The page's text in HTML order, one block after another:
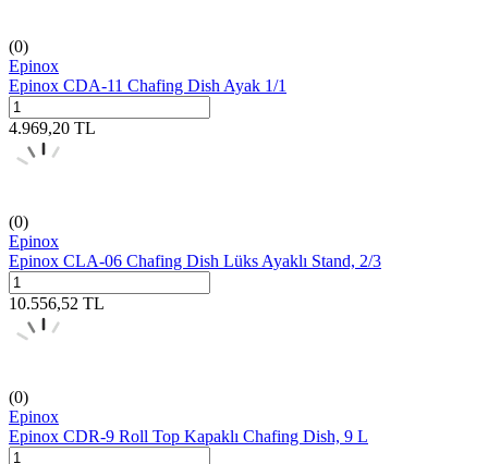
(0)
Epinox
Epinox CDA-11 Chafing Dish Ayak 1/1
4.969,20 TL
(0)
Epinox
Epinox CLA-06 Chafing Dish Lüks Ayaklı Stand, 2/3
10.556,52 TL
(0)
Epinox
Epinox CDR-9 Roll Top Kapaklı Chafing Dish, 9 L